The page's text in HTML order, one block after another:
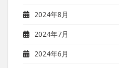
2024年8月
2024年7月
2024年6月